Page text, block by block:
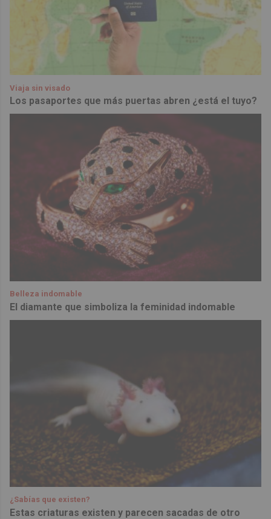
Viaja sin visado
Los pasaportes que más puertas abren ¿está el tuyo?
Belleza indomable
El diamante que simboliza la feminidad indomable
¿Sabías que existen?
Estas criaturas existen y parecen sacadas de otro